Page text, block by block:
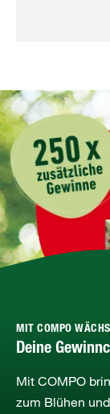
MIT COMPO
Deine
Mit COMPO
zum Blühen